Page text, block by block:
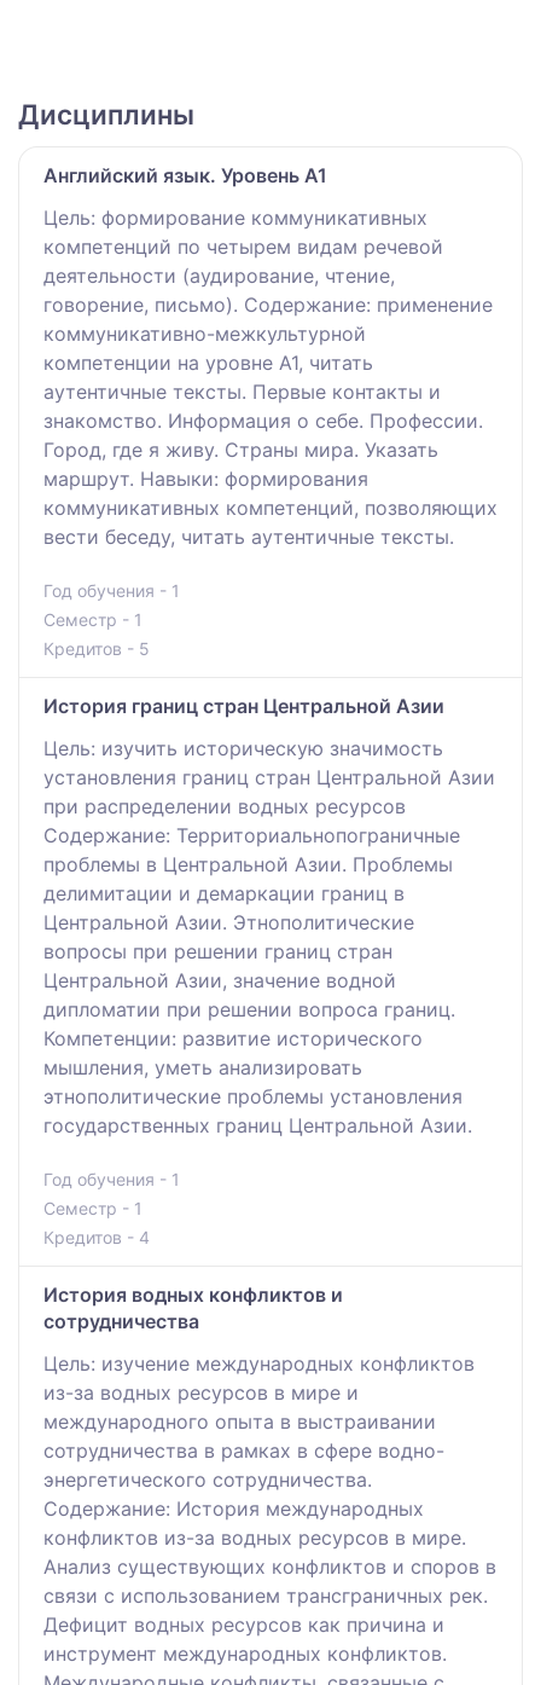
Дисциплины
Английский язык. Уровень А1
Цель: формирование коммуникативных
компетенций по четырем видам речевой
деятельности (аудирование, чтение,
говорение, письмо). Содержание: применение
коммуникативно-межкультурной
компетенции на уровне А1, читать
аутентичные тексты. Первые контакты и
знакомство. Информация о себе. Профессии.
Город, где я живу. Страны мира. Указать
маршрут. Навыки: формирования
коммуникативных компетенций, позволяющих
вести беседу, читать аутентичные тексты.
Год обучения - 1
Семестр - 1
Кредитов - 5
История границ стран Центральной Азии
Цель: изучить историческую значимость
установления границ стран Центральной Азии
при распределении водных ресурсов
Содержание: Территориальнопограничные
проблемы в Центральной Азии. Проблемы
делимитации и демаркации границ в
Центральной Азии. Этнополитические
вопросы при решении границ стран
Центральной Азии, значение водной
дипломатии при решении вопроса границ.
Компетенции: развитие исторического
мышления, уметь анализировать
этнополитические проблемы установления
государственных границ Центральной Азии.
Год обучения - 1
Семестр - 1
Кредитов - 4
История водных конфликтов и
сотрудничества
Цель: изучение международных конфликтов
из-за водных ресурсов в мире и
международного опыта в выстраивании
сотрудничества в рамках в сфере водно-
энергетического сотрудничества.
Содержание: История международных
конфликтов из-за водных ресурсов в мире.
Анализ существующих конфликтов и споров в
связи с использованием трансграничных рек.
Дефицит водных ресурсов как причина и
инструмент международных конфликтов.